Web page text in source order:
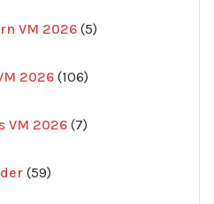
VM 2026 5
produkter
2026 106
produkter
VM 2026 7
produkter
59
produkter